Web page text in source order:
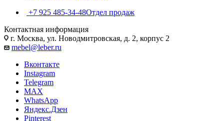
+7 925 485-34-48Отдел продаж
Контактная информация
г. Москва, ул. Новодмитровская, д. 2, корпус 2
mebel@leber.ru
Вконтакте
Instagram
Telegram
MAX
WhatsApp
Яндекс.Дзен
Pinterest